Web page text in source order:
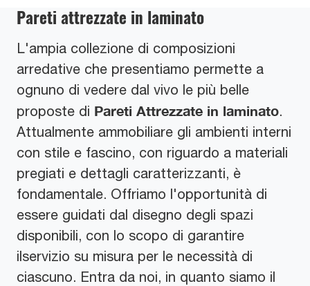
Pareti attrezzate in laminato
L'ampia collezione di composizioni
arredative che presentiamo permette a
ognuno di vedere dal vivo le più belle
proposte di Pareti Attrezzate in laminato.
Attualmente ammobiliare gli ambienti interni
con stile e fascino, con riguardo a materiali
pregiati e dettagli caratterizzanti, è
fondamentale. Offriamo l'opportunità di
essere guidati dal disegno degli spazi
disponibili, con lo scopo di garantire
ilservizio su misura per le necessità di
ciascuno. Entra da noi, in quanto siamo il